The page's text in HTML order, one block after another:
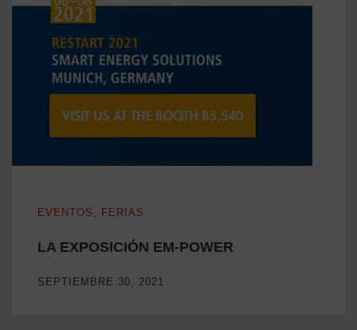
EVENTOS , FERIAS
LA EXPOSICIÓN EM-POWER
SEPTIEMBRE 30, 2021